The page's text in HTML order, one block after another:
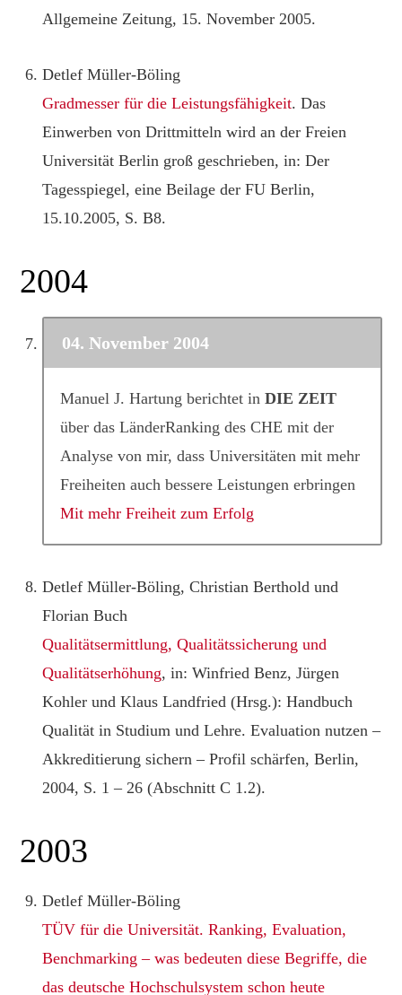
Allgemeine Zeitung, 15. November 2005.
Detlef Müller-Böling
Gradmesser für die Leistungsfähigkeit. Das
Einwerben von Drittmitteln wird an der Freien
Universität Berlin groß geschrieben, in: Der
Tagesspiegel, eine Beilage der FU Berlin,
15.10.2005, S. B8.
2004
04. November 2004
Manuel J. Hartung berichtet inDIE ZEIT
über das LänderRanking des CHE mit der
Analyse von mir, dass Universitäten mit mehr
Freiheiten auch bessere Leistungen erbringen
Mit mehr Freiheit zum Erfolg
Detlef Müller-Böling, Christian Berthold und
Florian Buch
Qualitätsermittlung, Qualitätssicherung und
Qualitätserhöhung, in: Winfried Benz, Jürgen
Kohler und Klaus Landfried (Hrsg.): Handbuch
Qualität in Studium und Lehre. Evaluation nutzen –
Akkreditierung sichern – Profil schärfen, Berlin,
2004, S. 1 – 26 (Abschnitt C 1.2).
2003
Detlef Müller-Böling
TÜV für die Universität. Ranking, Evaluation,
Benchmarking – was bedeuten diese Begriffe, die
das deutsche Hochschulsystem schon heute